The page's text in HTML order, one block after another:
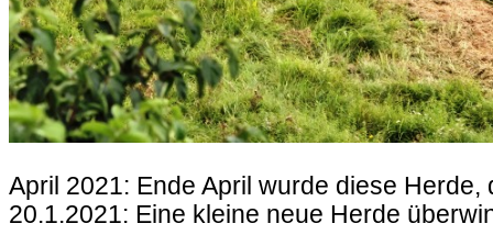
April 2021: Ende April wurde diese
20.1.2021: Eine kleine neue Herde